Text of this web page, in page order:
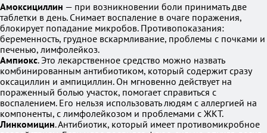
Амоксициллин — при возникновении боли принимать две
таблетки в день. Снимает воспаление в очаге поражения,
блокирует попадание микробов. Противопоказания:
беременность, грудное вскармливание, проблемы с почками и
печенью, лимфолейкоз.
Ампиокс. Это лекарственное средство можно назвать
комбинированным антибиотиком, который содержит сразу
оксациллин и ампициллин. Он мгновенно действует на
пораженный болью участок, помогает справиться с
воспалением. Его нельзя использовать людям с аллергией на
компоненты, с лимфолейкозом и проблемами с ЖКТ.
Линкомицин. Антибиотик, который имеет противомикробное